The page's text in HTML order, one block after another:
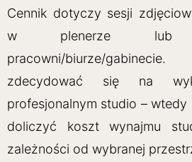
Cennik dotyczy sesji
w plenerze lub
pracowni/biurze/
zdecydować się na
profesjonalnym studio –
doliczyć koszt wynajmu
zależności od wybranej